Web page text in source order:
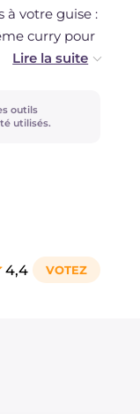
à votre guise :
curry pour
en fin de
outils
utilisés.
4,4